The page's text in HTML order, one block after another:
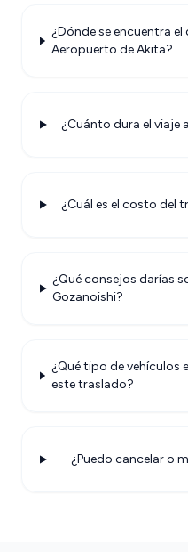
¿Dónde se encuentra
Aeropuerto de Akita?
¿Cuánto dura el viaje
¿Cuál es el costo del
¿Qué consejos darías
Gozanoishi?
¿Qué tipo de vehículos
este traslado?
¿Puedo cancelar o